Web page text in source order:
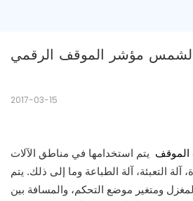
مؤشر الموقف الرقمي
2017-03-15
يتم استخدامها في مناطق الآلات
آلة التعبئة، آلة الطباعة وما إلى ذلك. يتم
ومتغير موضع التحكم، والمسافة بين